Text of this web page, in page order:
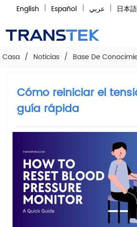
English Español عربي 日本語
Casa / Noticias / Base De
Cómo reiniciar el
guía rápida